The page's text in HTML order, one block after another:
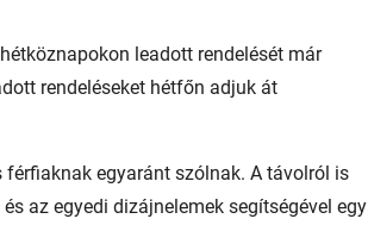
leadott rendelését már
rendeléseket hétfőn adjuk át
férfiaknak egyaránt szólnak. A távolról is
az egyedi dizájnelemek segítségével egy